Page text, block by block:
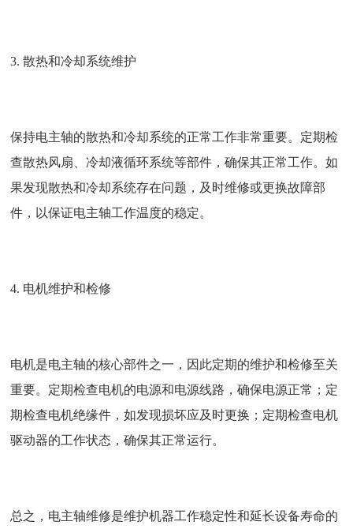
3. 散热和冷却系统维护
保持电主轴的散热和冷却系统的正常工作非常重要。定期检
查散热风扇、冷却液循环系统等部件，确保其正常工作。如
果发现散热和冷却系统存在问题，及时维修或更换故障部
件，以保证电主轴工作温度的稳定。
4. 电机维护和检修
电机是电主轴的核心部件之一，因此定期的维护和检修至关
重要。定期检查电机的电源和电源线路，确保电源正常；定
期检查电机绝缘件，如发现损坏应及时更换；定期检查电机
驱动器的工作状态，确保其正常运行。
总之，电主轴维修是维护机器工作稳定性和延长设备寿命的